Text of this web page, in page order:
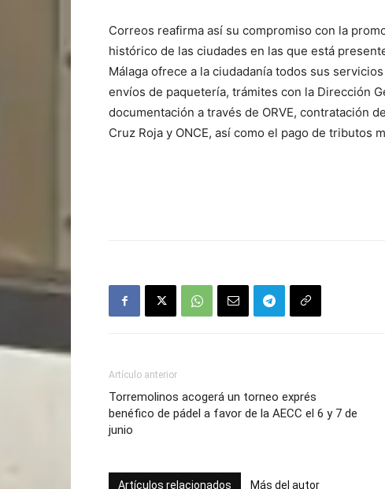
Correos reafirma así su compromiso con la
histórico de las ciudades en las que está
Málaga ofrece a la ciudadanía todos sus
envíos de paquetería, trámites con la Dirección
documentación a través de ORVE, contratación
Cruz Roja y ONCE, así como el pago de tributos
Artículo anterior
Torremolinos acogerá un torneo exprés
benéfico de pádel a favor de la AECC el 6 y 7 de
junio
Artículos relacionados Más del autor